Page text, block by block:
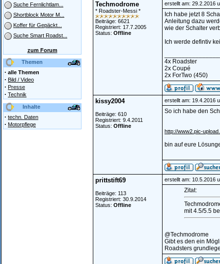
Suche Fernlichtlam...
Shortblock Motor M...
Koffer für Gepäckt...
Suche Smart Roadst...
zum Forum
Themen
· alle Themen
· Bild / Video
· Presse
· Technik
Inhalte
· techn. Daten
· Motorpflege
Techmodrome
* Roadster-Messi *
Beiträge: 6621
Registriert: 17.7.2005
Status: Offline
erstellt am: 29.2.2016
Ich habe jetzt 8
Anleitung dazu
wie der Schalter
Ich werde defintiv
4x Roadster
2x Coupé
2x ForTwo (450)
kissy2004
Beiträge: 610
Registriert: 9.4.2011
Status: Offline
erstellt am: 19.4.2016
So ich habe den
http://www2.pic-
bin auf eure
prittstift69
Beiträge: 113
Registriert: 30.9.2014
Status: Offline
erstellt am: 10.5.2016
Zitat:
mit 4.5/5.5
@Techmodrome
Gibt es den ein
Roadsters